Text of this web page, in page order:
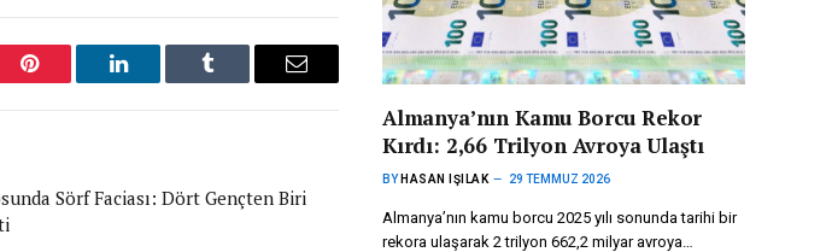
Pinterest LinkedIn Tumblr Email
Sörf Faciası: Dört Gençten Biri
Almanya’nın Kamu Borcu Rekor
Kırdı: 2,66 Trilyon Avroya Ulaştı
BY HASAN IŞILAK 29 TEMMUZ 2026
Almanya’nın kamu borcu 2025 yılı sonunda tarihi bir
rekora ulaşarak 2 trilyon 662,2 milyar avroya…